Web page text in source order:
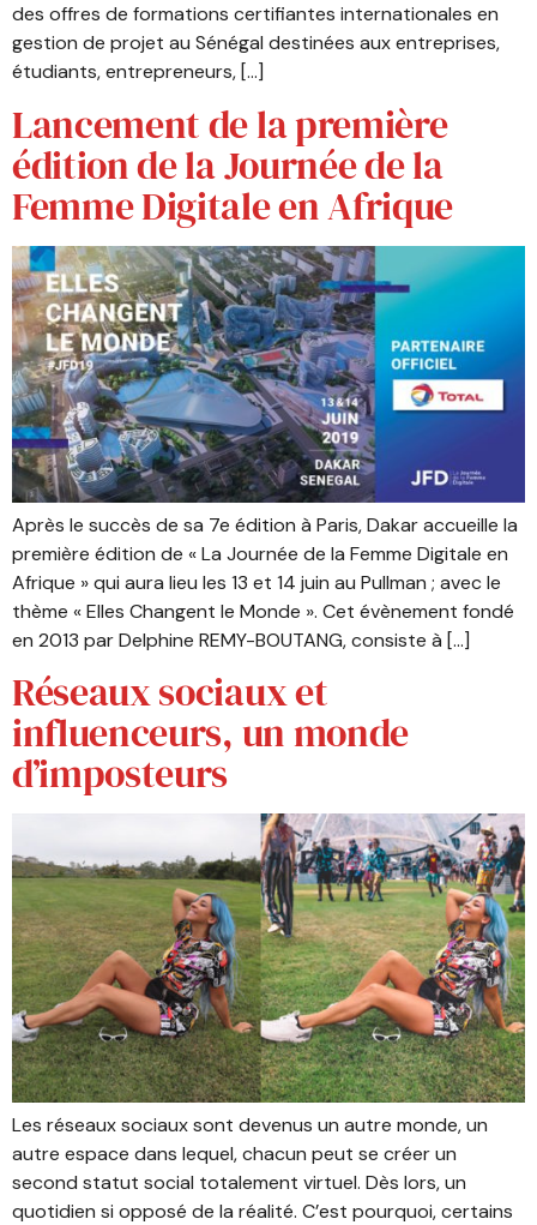
des offres de formations certifiantes internationales en
gestion de projet au Sénégal destinées aux entreprises,
étudiants, entrepreneurs, […]
Lancement de la première
édition de la Journée de la
Femme Digitale en Afrique
Après le succès de sa 7e édition à Paris, Dakar accueille la
première édition de « La Journée de la Femme Digitale en
Afrique » qui aura lieu les 13 et 14 juin au Pullman ; avec le
thème « Elles Changent le Monde ». Cet évènement fondé
en 2013 par Delphine REMY-BOUTANG, consiste à […]
Réseaux sociaux et
influenceurs, un monde
d’imposteurs
Les réseaux sociaux sont devenus un autre monde, un
autre espace dans lequel, chacun peut se créer un
second statut social totalement virtuel. Dès lors, un
quotidien si opposé de la réalité. C’est pourquoi, certains